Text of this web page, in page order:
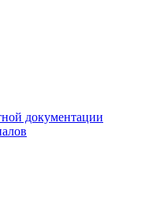
документации